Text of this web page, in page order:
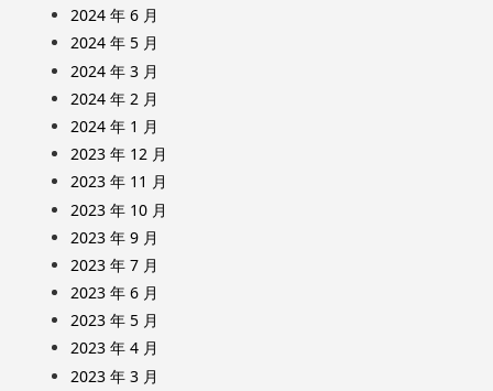
2024 年 6 月
2024 年 5 月
2024 年 3 月
2024 年 2 月
2024 年 1 月
2023 年 12 月
2023 年 11 月
2023 年 10 月
2023 年 9 月
2023 年 7 月
2023 年 6 月
2023 年 5 月
2023 年 4 月
2023 年 3 月